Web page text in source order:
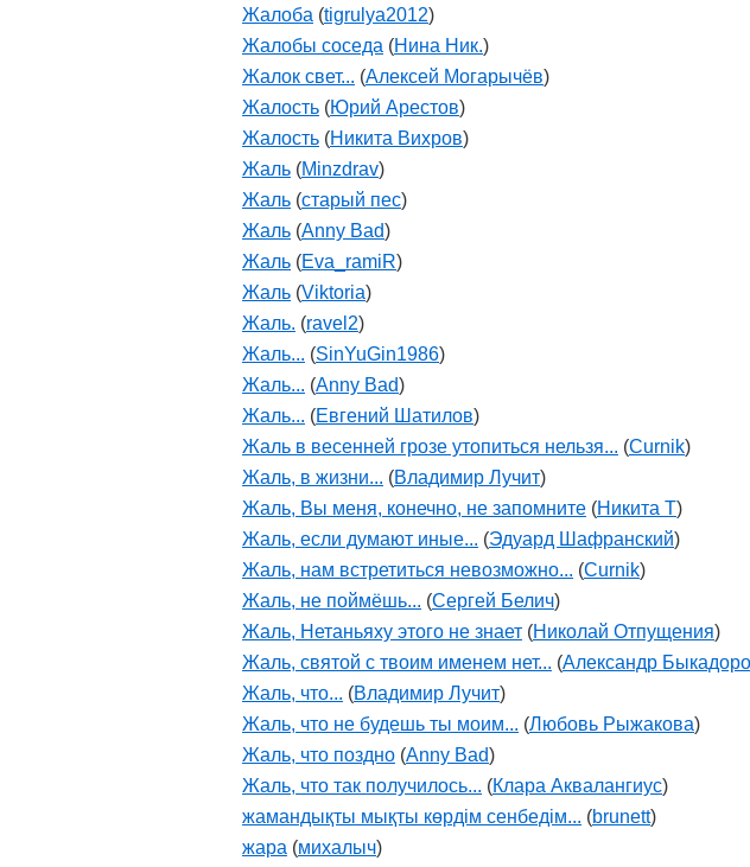
Жалоба (tigrulya2012)
Жалобы соседа (Нина Ник.)
Жалок свет... (Алексей Могарычёв)
Жалость (Юрий Арестов)
Жалость (Никита Вихров)
Жаль (Minzdrav)
Жаль (старый пес)
Жаль (Anny Bad)
Жаль (Eva_ramiR)
Жаль (Viktoria)
Жаль. (ravel2)
Жаль... (SinYuGin1986)
Жаль... (Anny Bad)
Жаль... (Евгений Шатилов)
Жаль в весенней грозе утопиться нельзя... (Curnik)
Жаль, в жизни... (Владимир Лучит)
Жаль, Вы меня, конечно, не запомните (Никита Т)
Жаль, если думают иные... (Эдуард Шафранский)
Жаль, нам встретиться невозможно... (Curnik)
Жаль, не поймёшь... (Сергей Белич)
Жаль, Нетаньяху этого не знает (Николай Отпущения)
Жаль, святой с твоим именем нет... (Александр
Жаль, что... (Владимир Лучит)
Жаль, что не будешь ты моим... (Любовь Рыжакова)
Жаль, что поздно (Anny Bad)
Жаль, что так получилось... (Клара Аквалангиус)
жамандықты мықты көрдім сенбедім... (brunett)
жара (михалыч)